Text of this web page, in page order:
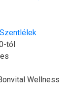
tól
Wellness